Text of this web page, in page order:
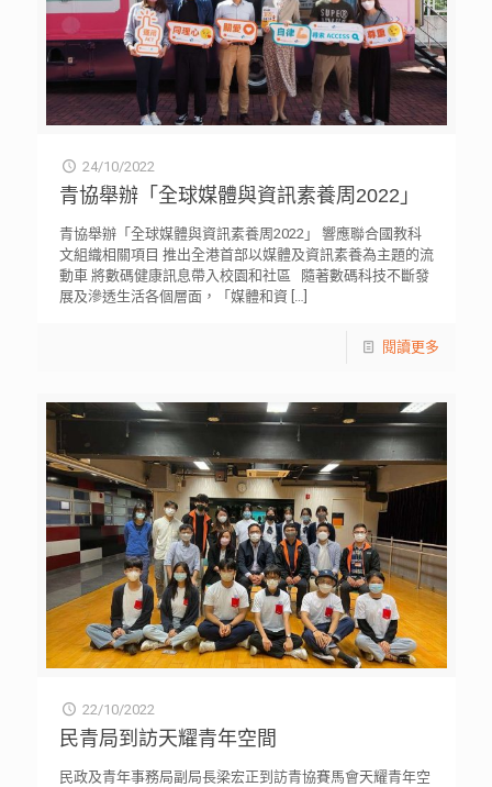
24/10/2022
青協舉辦「全球媒體與資訊素養周2022」
青協舉辦「全球媒體與資訊素養周2022」 響應聯合國教科
文組織相關項目 推出全港首部以媒體及資訊素養為主題的流
動車 將數碼健康訊息帶入校園和社區 隨著數碼科技不斷發
展及滲透生活各個層面，「媒體和資 […]
閱讀更多
22/10/2022
民青局到訪天耀青年空間
民政及青年事務局副局長梁宏正到訪青協賽馬會天耀青年空